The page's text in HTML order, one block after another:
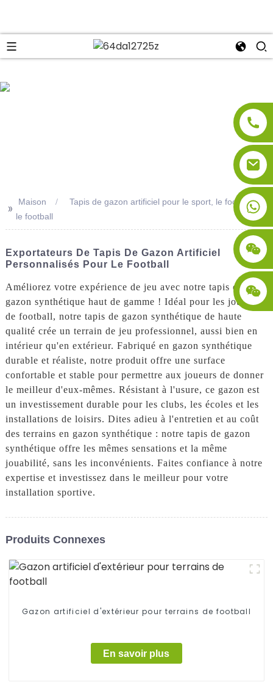
>> Maison
Tapis de gazon artificiel pour le sport, le football et
le football
Exportateurs De Tapis De Gazon Artificiel
Personnalisés Pour Le Football
Améliorez votre expérience de jeu avec notre tapis de
gazon synthétique haut de gamme ! Idéal pour les joueurs
de football, notre tapis de gazon synthétique de haute
qualité crée un terrain de jeu professionnel, aussi bien en
intérieur qu'en extérieur. Fabriqué en gazon synthétique
durable et réaliste, notre produit offre une surface
confortable et stable pour permettre aux joueurs de donner
le meilleur d'eux-mêmes. Résistant à l'usure, ce gazon est
un investissement durable pour les clubs, les écoles et les
installations de loisirs. Dites adieu à l'entretien et au coût
des terrains en gazon synthétique : notre tapis de gazon
synthétique offre les mêmes sensations et la même
jouabilité, sans les inconvénients. Faites confiance à notre
expertise et investissez dans le meilleur pour votre
installation sportive.
Produits Connexes
Gazon artificiel d'extérieur pour terrains de football
En savoir plus